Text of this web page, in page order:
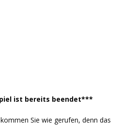
ist bereits beendet***
Sie wie gerufen, denn das